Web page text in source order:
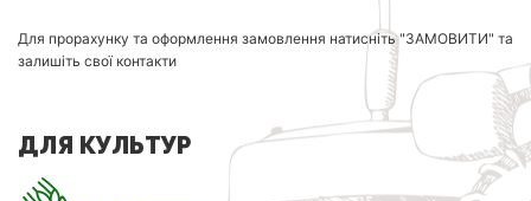
Для прорахунку та оформлення замовлення натисніть "ЗАМОВИТИ" та
залишіть свої контакти
ДЛЯ КУЛЬТУР